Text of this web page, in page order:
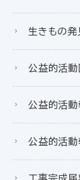
生きもの発
公益的活動
公益的活動
公益的活動
工事完成届